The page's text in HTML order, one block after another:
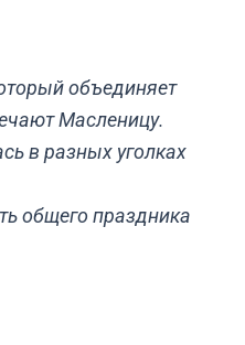
объединяет
Масленицу.
в разных уголках
общего праздника